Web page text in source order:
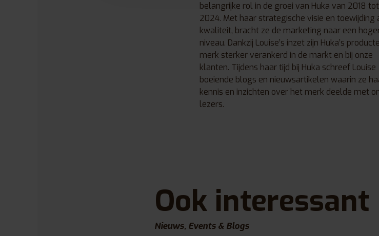
belangrijke rol in de groei van Huka van 2018 tot
2024. Met haar strategische visie en toewijding
kwaliteit, bracht ze de marketing naar een
niveau. Dankzij Louise’s inzet zijn Huka’s
merk sterker verankerd in de markt en bij onze
klanten. Tijdens haar tijd bij Huka schreef Louise
boeiende blogs en nieuwsartikelen waarin ze
kennis en inzichten over het merk deelde met
lezers.
Ook interessant
Nieuws, Events & Blogs